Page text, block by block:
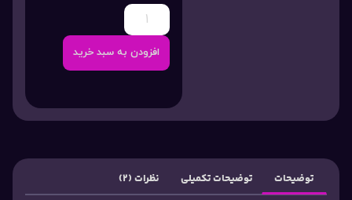
افزودن به سبد خرید
توضیحات توضیحات تکمیلی نظرات (2)